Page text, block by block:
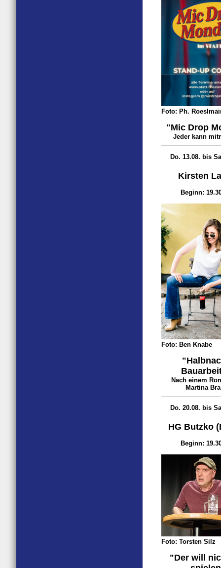
Foto: Ph.
"Mic Drop
Jeder kann
Do. 13.08. bis
Kirsten
Beginn:
Foto: Ben Knabe
Nach einem
Martina
Do. 20.08. bis
HG Butzko
Beginn:
Foto: Torsten Silz
"Der will